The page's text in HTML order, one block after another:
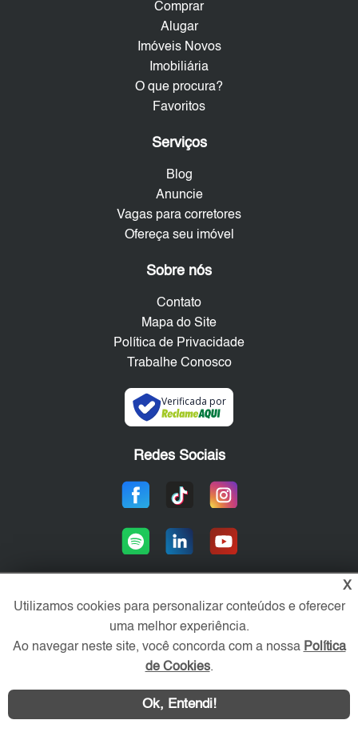
WhatsApp Contatar
Comprar
Alugar
Imóveis Novos
Imobiliária
O que procura?
Favoritos
Serviços
Blog
Anuncie
Vagas para corretores
Ofereça seu imóvel
Sobre nós
Contato
Mapa do Site
Política de Privacidade
Trabalhe Conosco
Verificada por
Redes Sociais
Área exclusiva aos anunciantes,
acesse sua conta:
X
Utilizamos cookies para personalizar conteúdos e oferecer
uma melhor experiência.
Ao navegar neste site, você concorda com a nossa Política
de Cookies.
Ok, Entendi!